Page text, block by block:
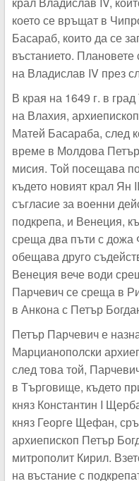
което се връщат в
Басараб, които да се
въстанието.
на Владислав IV през
В края на 1649 г. в
на Влахия,
Матей Басараба, след
време в Молдова
мисия. Той посещава
където новият крал
съгласие за военни
подкрепа, и Венеция,
среща два пъти с дожа
обещава друго
Венеция вече води
Парчевич се среща в
в Анкона с Петър
Петър Парчевич е
Марцианополски
след това той,
в Търговище, където
княз Константин I
княз Георге Щефан,
архиепископ Петър
митрополит Кирил.
на въстание с